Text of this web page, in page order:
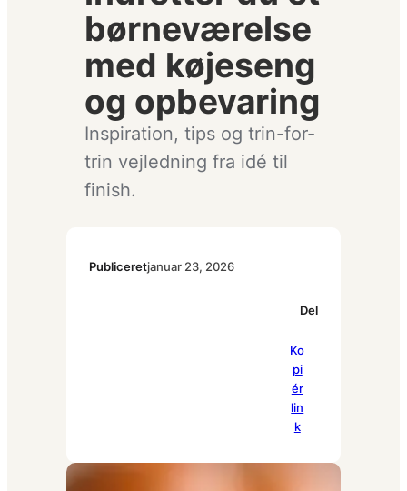
børneværelse
med køjeseng
og opbevaring
Inspiration, tips og trin-for-
trin vejledning fra idé til
finish.
Publiceretjanuar 23, 2026
Del
Ko
pi
ér
lin
k